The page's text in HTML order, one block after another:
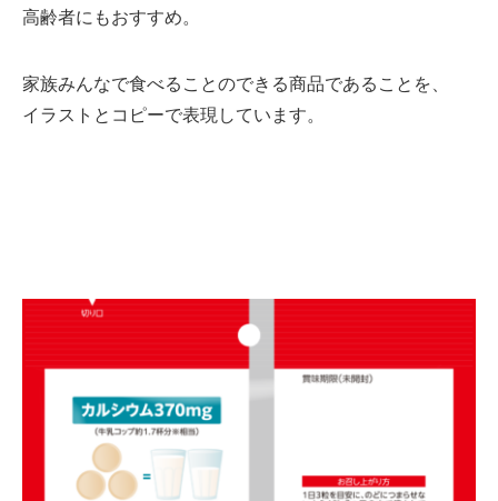
高齢者にもおすすめ。
家族みんなで食べることのできる商品であることを、
イラストとコピーで表現しています。